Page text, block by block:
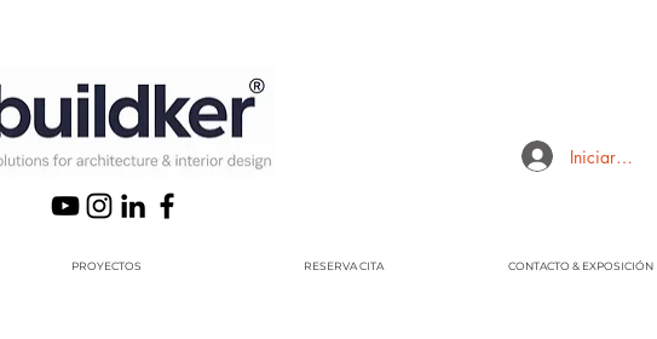
Iniciar sesión
PROYECTOS RESERVA CITA CONTACTO & EXPOSICIÓN